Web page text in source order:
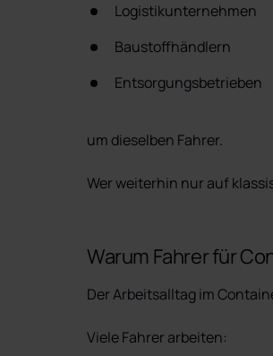
Logistikunternehmen
Baustoffhändlern
Entsorgungsbetrieben
um dieselben Fahrer.
Wer weiterhin nur auf
Warum Fahrer für
Der Arbeitsalltag im
Viele Fahrer arbeiten: